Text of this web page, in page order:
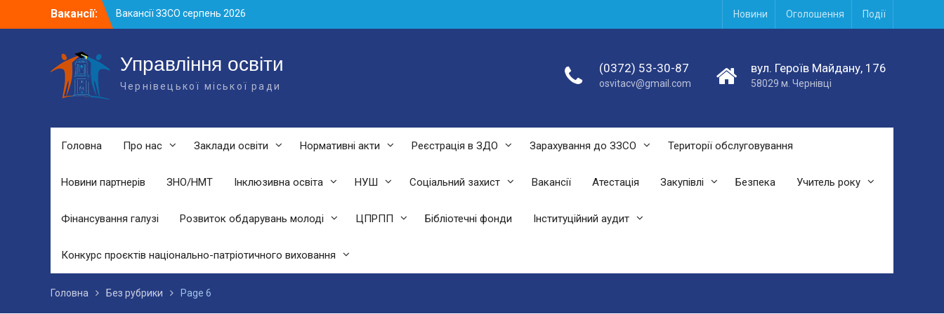
Вакансії:
Вакансії ЗЗСО червень 2026
Вакансії у ЗДО та дошкільних
р.
Новини Оголошення Події
Управління освіти
Чернівецької міської ради
(0372) 53-30-87
osvitacv@gmail.com
вул. Героїв Майдану, 176
58029 м. Чернівці
Головна Про нас Заклади освіти Нормативні акти Реєстрація в ЗДО Зарахування до ЗЗСО Території обслуговування
Новини партнерів ЗНО/НМТ Інклюзивна освіта НУШ Соціальний захист Вакансії Атестація Закупівлі Безпека Учитель року
Фінансування галузі Розвиток обдарувань молоді ЦПРПП Бібліотечні фонди Інституційний аудит
Конкурс проєктів національно-патріотичного виховання
Головна Без рубрики Page 6